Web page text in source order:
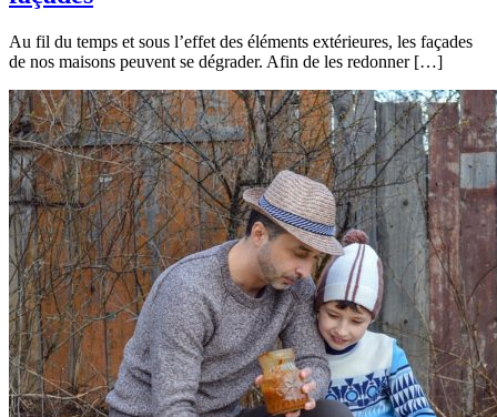
Au fil du temps et sous l’effet des éléments extérieures, les façades
de nos maisons peuvent se dégrader. Afin de les redonner […]